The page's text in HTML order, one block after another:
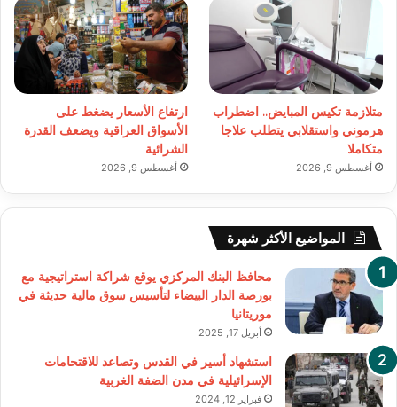
متلازمة تكيس المبايض.. اضطراب
هرموني واستقلابي يتطلب علاجا
متكاملا
أغسطس 9, 2026
ارتفاع الأسعار يضغط على
الأسواق العراقية ويضعف القدرة
الشرائية
أغسطس 9, 2026
المواضيع الأكثر شهرة
محافظ البنك المركزي يوقع شراكة استراتيجية مع
بورصة الدار البيضاء لتأسيس سوق مالية حديثة في
موريتانيا
أبريل 17, 2025
استشهاد أسير في القدس وتصاعد للاقتحامات
الإسرائيلية في مدن الضفة الغربية
فبراير 12, 2024